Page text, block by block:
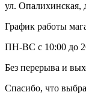
ул. Опалихинская,
График работы
ПН-ВС с 10:00 до
Без перерыва и
Спасибо, что